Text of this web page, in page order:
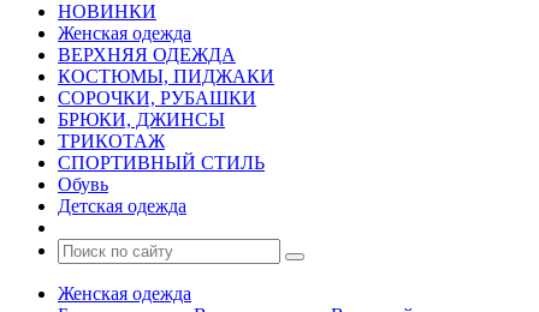
НОВИНКИ
Женская одежда
ВЕРХНЯЯ ОДЕЖДА
КОСТЮМЫ, ПИДЖАКИ
СОРОЧКИ, РУБАШКИ
БРЮКИ, ДЖИНСЫ
ТРИКОТАЖ
СПОРТИВНЫЙ СТИЛЬ
Обувь
Детская одежда
Женская одежда